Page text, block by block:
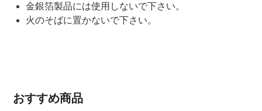
金銀箔製品には使用しないで下さい。
火のそばに置かないで下さい。
おすすめ商品